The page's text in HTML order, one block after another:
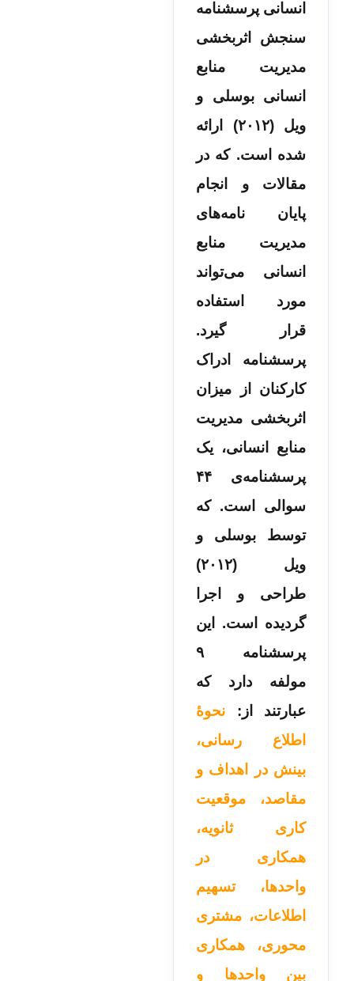
انسانی پرسشنامه
سنجش اثربخشی
مدیریت منابع
انسانی بوسلی و
ویل (۲۰۱۲) ارائه
شده است. که در
مقالات و انجام
پایان نامه‌های
مدیریت منابع
انسانی می‌تواند
مورد استفاده
قرار گیرد.
پرسشنامه ادراک
کارکنان از میزان
اثربخشی مدیریت
منابع انسانی، یک
پرسشنامه‌ی ۴۴
سوالی است. که
توسط بوسلی و
ویل (۲۰۱۲)
طراحی و اجرا
گردیده است. این
پرسشنامه ۹
مولفه دارد که
عبارتند از: نحوۀ
اطلاع رسانی،
بینش در اهداف و
مقاصد، موقعیت
کاری ثانویه،
همکاری در
واحدها، تسهیم
اطلاعات، مشتری
محوری، همکاری
بین واحدها و